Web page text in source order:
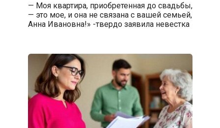
— Моя квартира, приобретенная до свадьбы,
— это мое, и она не связана с вашей семьей,
Анна Ивановна!» -твердо заявила невестка